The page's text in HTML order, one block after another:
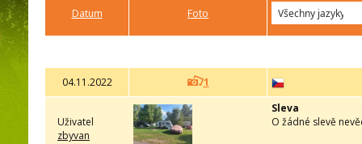
Datum Foto
04.11.2022 1
Uživatel
zbyvan
Sleva
O žádné slevě